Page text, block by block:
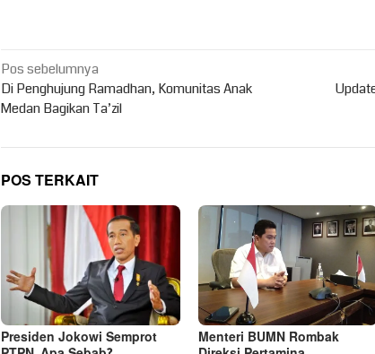
Navigasi
pos
Pos sebelumnya
Di Penghujung Ramadhan, Komunitas Anak
Medan Bagikan Ta’zil
POS TERKAIT
Presiden Jokowi Semprot Menteri BUMN Rombak